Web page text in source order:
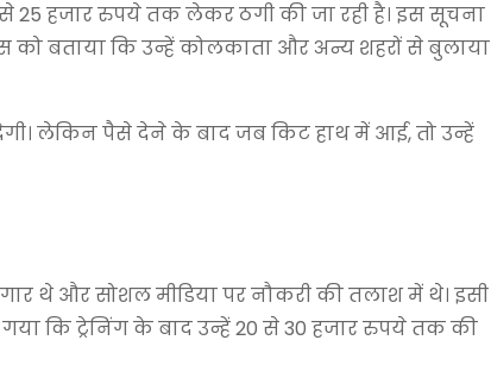
25 हजार रुपये तक लेकर ठगी की जा रही है। इस सूचना
को बताया कि उन्हें कोलकाता और अन्य शहरों से बुलाया
लेकिन पैसे देने के बाद जब किट हाथ में आई, तो उन्हें
थे और सोशल मीडिया पर नौकरी की तलाश में थे। इसी
कि ट्रेनिंग के बाद उन्हें 20 से 30 हजार रुपये तक की